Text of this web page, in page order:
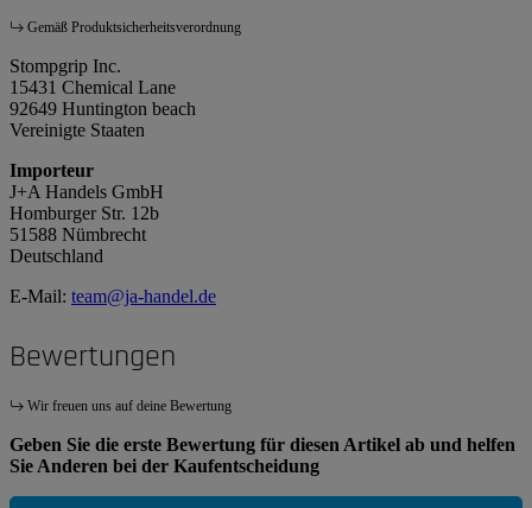
Gemäß Produktsicherheitsverordnung
Stompgrip Inc.
15431 Chemical Lane
92649 Huntington beach
Vereinigte Staaten
Importeur
J+A Handels GmbH
Homburger Str. 12b
51588 Nümbrecht
Deutschland
E-Mail: team@ja-handel.de
Bewertungen
Wir freuen uns auf deine Bewertung
Geben Sie die erste Bewertung für diesen Artikel ab und helfen
Sie Anderen bei der Kaufentscheidung